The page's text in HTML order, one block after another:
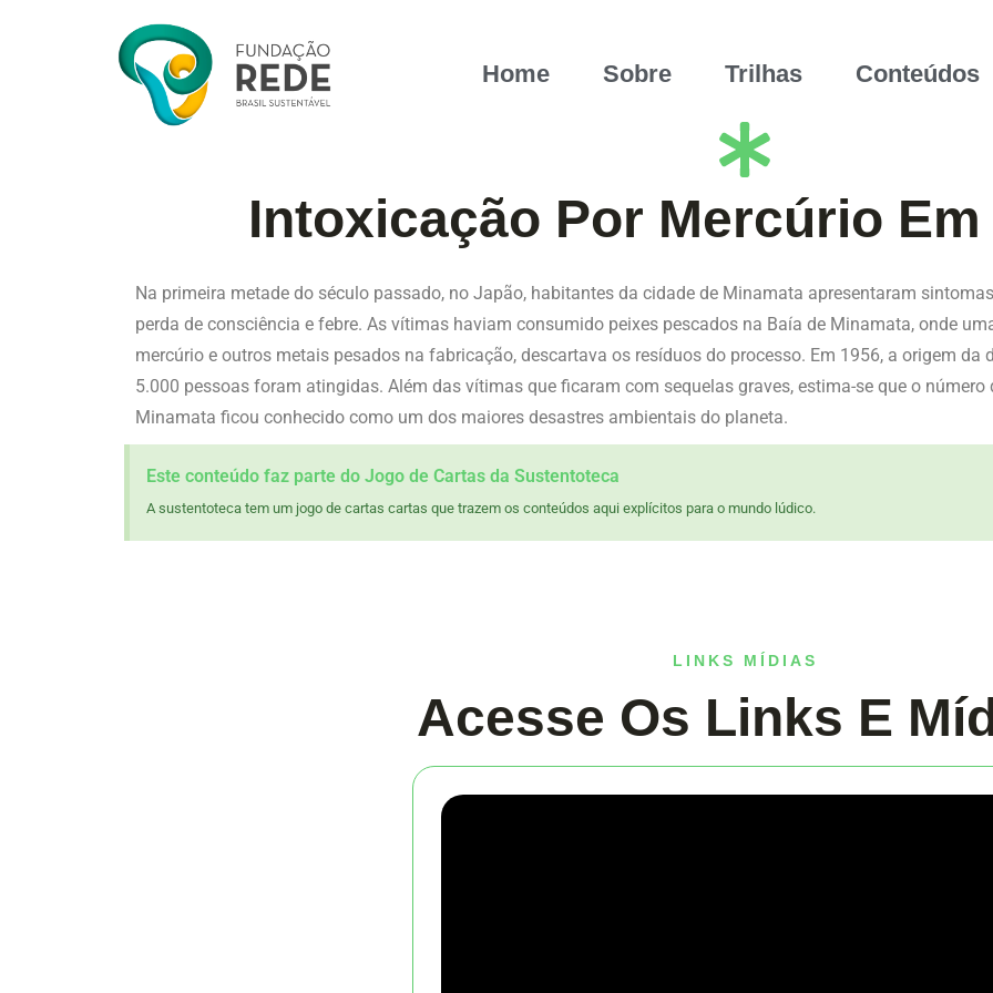
Home Sobre Trilhas Conteúdos
Intoxicação Por Mercúrio
Na primeira metade do século passado, no Japão, habitantes da cidade de Minamata apresentaram
perda de consciência e febre. As vítimas haviam consumido peixes pescados na Baía de Minamata, onde
mercúrio e outros metais pesados na fabricação, descartava os resíduos do processo. Em 1956, a origem
5.000 pessoas foram atingidas. Além das vítimas que ficaram com sequelas graves, estima-se que o
Minamata ficou conhecido como um dos maiores desastres ambientais do planeta.
Este conteúdo faz parte do Jogo de Cartas da Sustentoteca
A sustentoteca tem um jogo de cartas cartas que trazem os conteúdos aqui explícitos para o mundo lúdico.
LINKS MÍDIAS
Acesse Os Links E